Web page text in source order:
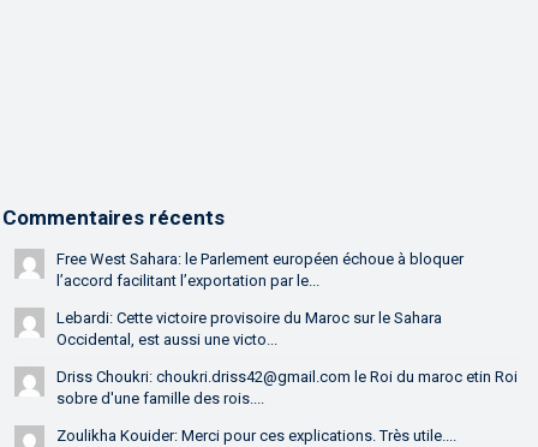
Commentaires récents
Free West Sahara: le Parlement européen échoue à bloquer
l’accord facilitant l’exportation par le...
Lebardi: Cette victoire provisoire du Maroc sur le Sahara
Occidental, est aussi une victo...
Driss Choukri: choukri.driss42@gmail.com le Roi du maroc etin Roi
sobre d'une famille des rois....
Zoulikha Kouider: Merci pour ces explications. Très utile....